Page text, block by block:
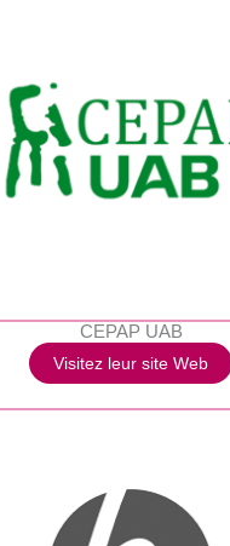
CEPAP UAB
Visitez leur site Web